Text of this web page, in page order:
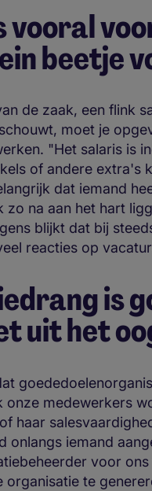
vooral
beetje
de zaak, een flink
moet je
"Het salaris is
of andere extra's
dat iemand
zo na aan het hart
blijkt dat bij
reacties op
is
uit het
onze medewerkers
haar
onlangs iemand
voor
te